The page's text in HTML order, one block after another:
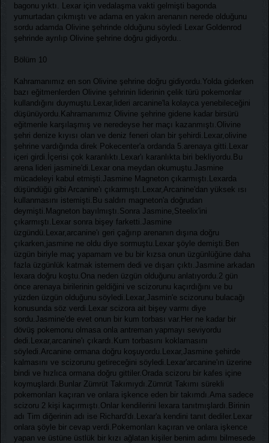
bagonu yıktı. Lexar için vedalaşma vakti gelmişti bagonda
yumurtadan çıkmıştı ve adama en yakın arenanın nerede olduğunu
sordu adamda Olivine şehrinde olduğunu söyledi Lexar Goldenrod
şehrinde ayrılıp Olivine şehrine doğru gidiyordu..
Bölüm 10
Kahramanımız en son Olivine şehrine doğru gidiyordu.Yolda giderken
bazı eğitmenlerden Olivine şehrinin liderinin çelik türü pokemonlar
kullandığını duymuştu.Lexar,lideri arcanine'la kolayca yenebileceğini
düşünüyordu.Kahramanımız Olivine şehrine gidene kadar birsürü
eğitmenle karşılaşmış ve neredeyse her maçı kazanmıştı.Olivine
şehri denize kıyısı olan ve deniz feneri olan bir şehirdi.Lexar,olivine
şehrine vardığında direk Pokecenter'a ordanda 5.arenaya gitti.Lexar
içeri girdi.İçerisi çok karanlıktı.Lexar'ı karanlıkta biri bekliyordu.Bu
arena lideri jasmine'di.Lexar ona meydan okumuştu.Jasmine
mücadeleyi kabul etmişti.Jasmine Magneton çıkarmıştı.Lexarda
düşündüğü gibi Arcanine'ı çıkarmıştı.Lexar,Arcanine'dan yüksek ısı
kullanmasını istemişti.Bu saldırı magneton'a doğrudan
deymişti.Magneton bayılmıştı.Sonra Jasmine,Steelix'ini
çıkarmıştı.Lexar sonra bişey farketti.Jasmine
üzgündü.Lexar,arcanine'ı geri çağırıp arenanın dışına doğru
çıkarken,jasmine ne oldu diye sormuştu.Lexar şöyle demişti.Ben
üzgün biriyle maç yapamam ve bu bir kızsa onun üzgünlüğüne daha
fazla üzgünlük katmak istemem dedi ve dışarı çıktı.Jasmine arkadan
lexara doğru koştu.Ona neden üzgün olduğunu anlatıyordu.2 gün
önce arenaya birilerinin geldiğini ve scizorunu kaçırdığını ve bu
yüzden üzgün olduğunu söyledi.Lexar,Jasmin'e scizorunu bulacağı
konusunda söz verdi.Lexar scizora ait bişey varmı diye
sordu.Jasmine'de evet onun bir kum torbası var.Her ne kadar bir
dövüş pokemonu olmasa onla antreman yapmayı seviyordu
dedi.Lexar,arcanine'ı çıkardı.Kum torbasını koklamasını
söyledi.Arcanine ormana doğru koşuyordu.Lexar,Jasmine şehirde
kalmasını ve scizorunu getireceğini söyledi.Lexar'arcanine'ın üzerine
bindi ve hızlıca ormana doğru gittiler.Orada scizoru bir kafes içine
koymuşlardı.Bunlar Zümrüt Takımıydı.Zümrüt Takımı sürekli
pokemonları kaçıran ve onlara işkence eden bir takımdı.Ama sadece
scizoru 2 kişi kaçırmıştı.Onlar kendilerini lexara tanıtmışlardı.Birinin
adı Tim diğerinin adı ise Richard'dı.Lexar'a kendini tanıt dediler.Lexar
onlara şöyle bir cevap verdi.Pokemonları kaçıran ve onlara işkence
yapan ve üstüne üstlük bir kızı ağlatan kişiler benim adımı bilmesede